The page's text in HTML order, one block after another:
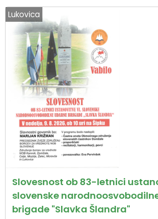
Lukovica
Slovesnost ob 83-letnici
slovenske
brigade "Slavka Šlandra"